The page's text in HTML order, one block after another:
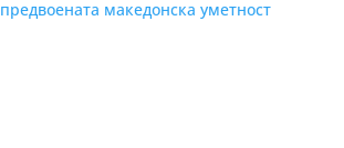
македонска уметност